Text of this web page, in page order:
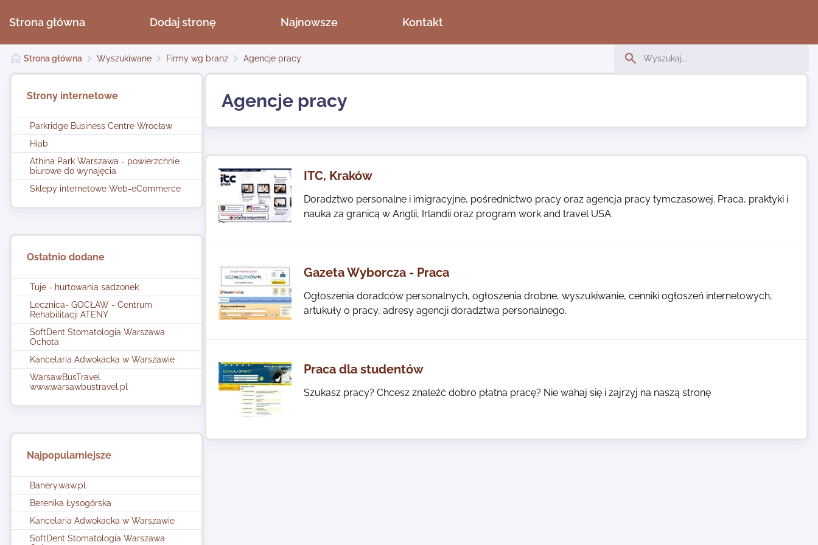
Strona główna Dodaj stronę Najnowsze Kontakt
Strona główna Wyszukiwane Firmy wg branż Agencje pracy
Strony internetowe
Parkridge Business Centre Wrocław
Hiab
Athina Park Warszawa - powierzchnie
biurowe do wynajęcia
Sklepy internetowe Web-eCommerce
Ostatnio dodane
Tuje - hurtowania sadzonek
Lecznica- GOCŁAW - Centrum
Rehabilitacji ATENY
SoftDent Stomatologia Warszawa
Ochota
Kancelaria Adwokacka w Warszawie
WarsawBusTravel
www.warsawbustravel.pl
Najpopularniejsze
Banery.waw.pl
Berenika Łysogórska
Kancelaria Adwokacka w Warszawie
SoftDent Stomatologia Warszawa
Agencje pracy
ITC, Kraków
Doradztwo personalne i imigracyjne, pośrednictwo pracy oraz agencja pracy tymczasowej. Praca, praktyki i
nauka za granicą w Anglii, Irlandii oraz program work and travel USA.
Gazeta Wyborcza - Praca
Ogłoszenia doradców personalnych, ogłoszenia drobne, wyszukiwanie, cenniki ogłoszeń internetowych,
artukuły o pracy, adresy agencji doradztwa personalnego.
Praca dla studentów
Szukasz pracy? Chcesz znaleźć dobro płatna pracę? Nie wahaj się i zajrzyj na naszą stronę